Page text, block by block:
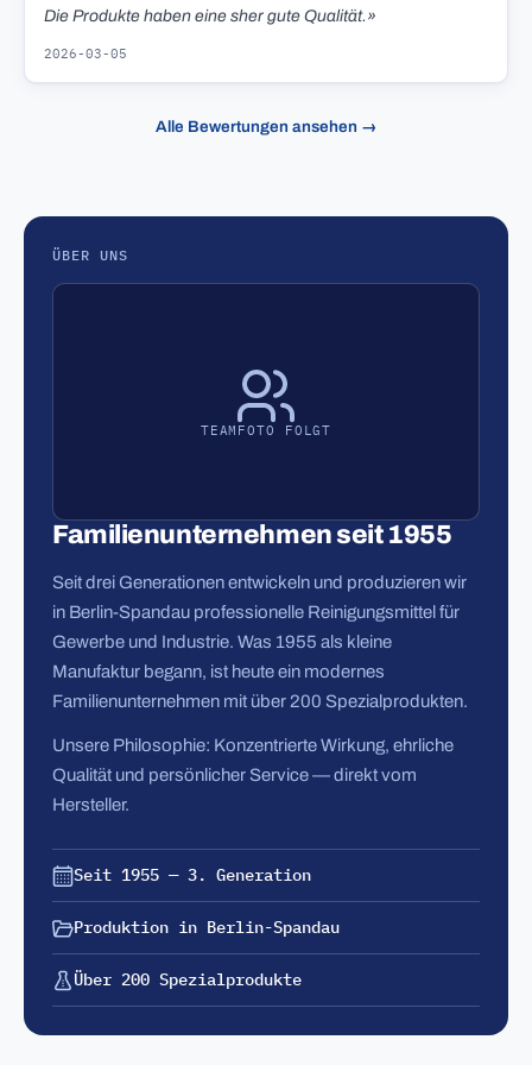
Die Produkte haben eine sher gute Qualität.»
2026-03-05
Alle Bewertungen ansehen →
ÜBER UNS
TEAMFOTO FOLGT
Familienunternehmen seit 1955
Seit drei Generationen entwickeln und produzieren wir
in Berlin-Spandau professionelle Reinigungsmittel für
Gewerbe und Industrie. Was 1955 als kleine
Manufaktur begann, ist heute ein modernes
Familienunternehmen mit über 200 Spezialprodukten.
Unsere Philosophie: Konzentrierte Wirkung, ehrliche
Qualität und persönlicher Service — direkt vom
Hersteller.
Seit 1955 — 3. Generation
Produktion in Berlin-Spandau
Über 200 Spezialprodukte